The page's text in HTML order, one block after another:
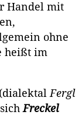
Handel mit
ohne
heißt im
Fergl
Freckel